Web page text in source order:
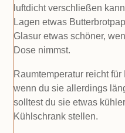
luftdicht verschließen
Lagen etwas
Glasur etwas schöner,
Dose nimmst.
Raumtemperatur reicht
wenn du sie allerdings
solltest du sie etwas
Kühlschrank stellen.